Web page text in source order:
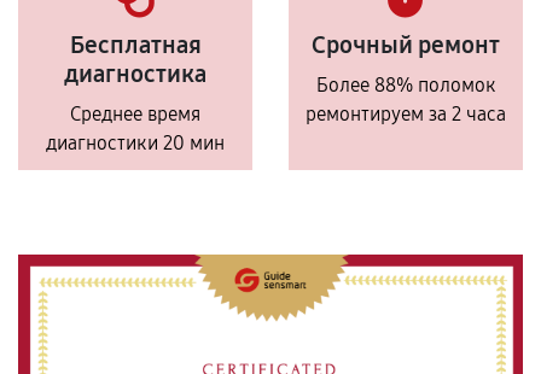
Бесплатная
диагностика
Среднее время
диагностики 20 мин
Срочный ремонт
Более 88% поломок
ремонтируем за 2 часа